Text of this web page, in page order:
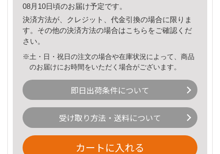
08月10日頃のお届け予定です。
決済方法が、クレジット、代金引換の場合に限りま
す。その他の決済方法の場合はこちら をご確認くだ
さい。
※土・日・祝日の注文の場合や在庫状況によって、商品
のお届けにお時間をいただく場合がございます。
即日出荷条件について
受け取り方法・送料について
カートに入れる